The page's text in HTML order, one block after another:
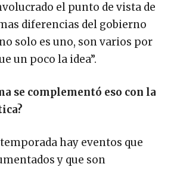
el punto de vista de
diferencias del gobierno
solo es uno, son varios por
un poco la idea”.
se complementó eso con la
hay eventos que
y que son